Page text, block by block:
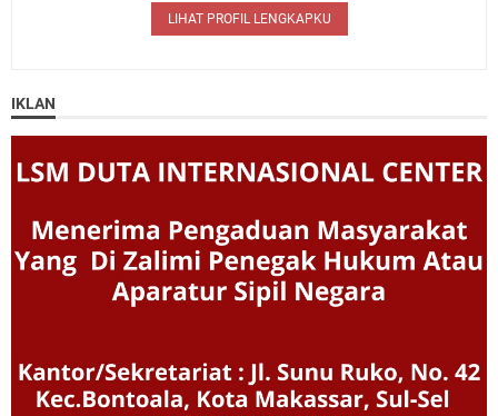
LIHAT PROFIL LENGKAPKU
IKLAN